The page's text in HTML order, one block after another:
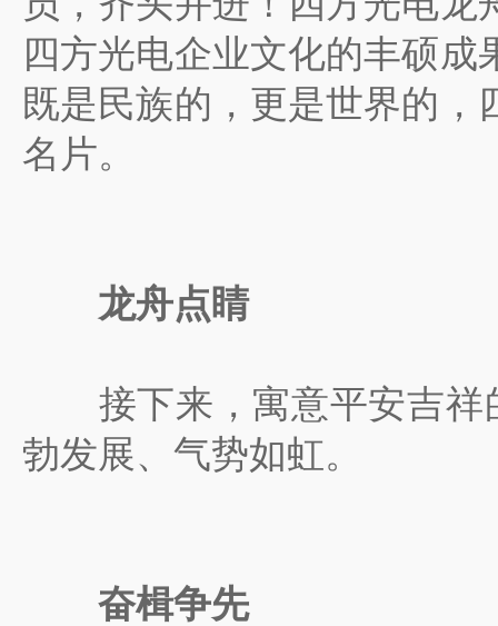
四方光电企业文化的丰硕
既是民族的，更是世界的
名片。
龙舟点睛
接下来，寓意平安吉祥的
勃发展、气势如虹。
奋楫争先